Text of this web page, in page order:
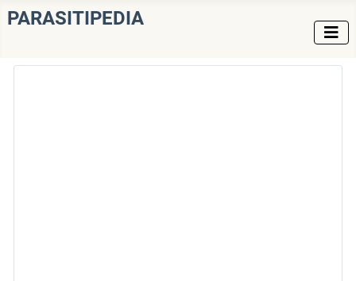
PARASITIPEDIA